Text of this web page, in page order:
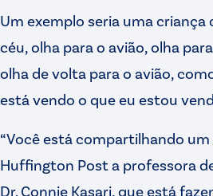
Um exemplo seria uma criança
céu, olha para o avião, olha
olha de volta para o avião,
está vendo o que eu estou
“Você está compartilhando um
Huffington Post a professora
Dr. Connie Kasari, que está